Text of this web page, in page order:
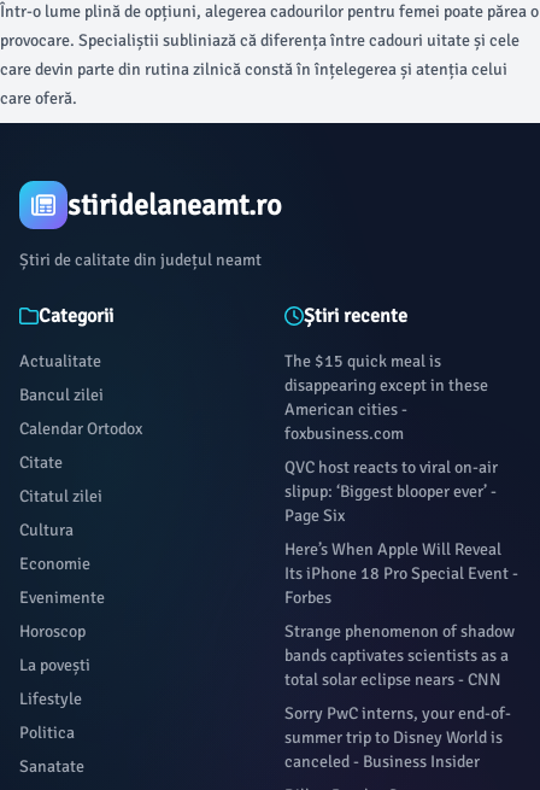
Într-o lume plină de opțiuni, alegerea cadourilor pentru femei poate părea o
provocare. Specialiștii subliniază că diferența între cadouri uitate și cele
care devin parte din rutina zilnică constă în înțelegerea și atenția celui
care oferă.
stiridelaneamt.ro
Știri de calitate din județul neamt
Categorii
Actualitate
Bancul zilei
Calendar Ortodox
Citate
Citatul zilei
Cultura
Economie
Evenimente
Horoscop
La povești
Lifestyle
Politica
Sanatate
Știri recente
The $15 quick meal is
disappearing except in these
American cities -
foxbusiness.com
QVC host reacts to viral on-air
slipup: ‘Biggest blooper ever’ -
Page Six
Here’s When Apple Will Reveal
Its iPhone 18 Pro Special Event -
Forbes
Strange phenomenon of shadow
bands captivates scientists as a
total solar eclipse nears - CNN
Sorry PwC interns, your end-of-
summer trip to Disney World is
canceled - Business Insider